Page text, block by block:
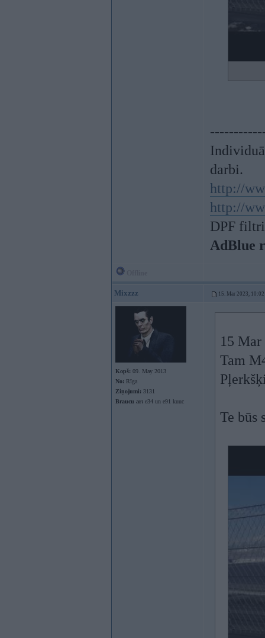
darbi.
http://
http://
DPF
AdBlue
Mixzzz 15. Mar 2023, 10:02
Kopš: 09. May 2013
No: Rīga
Ziņojumi: 3131
Braucu ar: e34 un e91 kuuc
15
Tam
Te būs